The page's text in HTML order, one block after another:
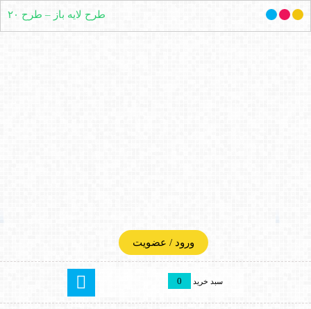
ورود / عضویت
سبد خرید 0
طرح لایه باز – طرح ۲۰